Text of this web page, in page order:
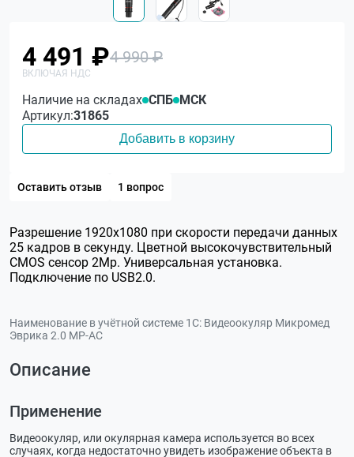
4 491 ₽4 990 ₽
Наличие на складах СПБ МСК
Артикул:31865
Добавить в корзину
Оставить отзыв 1 вопрос
Разрешение 1920x1080 при скорости передачи данных
25 кадров в секунду. Цветной высокочувствительный
CMOS сенсор 2Мр. Универсальная установка.
Подключение по USB2.0.
Наименование в учётной системе 1С: Видеоокуляр Микромед
Эврика 2.0 MP-AC
Описание
Применение
Видеоокуляр, или окулярная камера используется во всех
случаях, когда недостаточно увидеть изображение объекта в